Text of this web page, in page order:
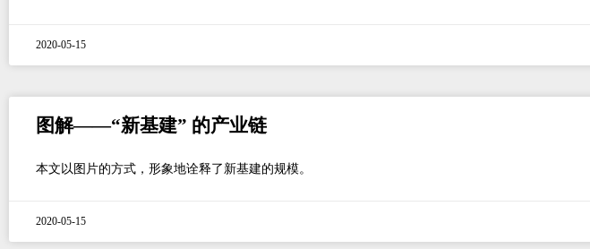
2020-05-15
图解——“新基建” 的产业链
本文以图片的方式，形象地诠释了新基建的规模。
2020-05-15